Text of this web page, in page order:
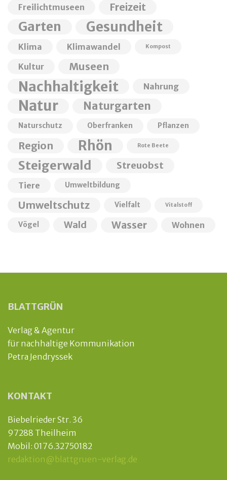
Freilichtmuseen Freizeit
Garten Gesundheit
Klima Klimawandel Kompost
Kultur Museen
Nachhaltigkeit Nahrung
Natur Naturgarten
Naturschutz Oberfranken Pflanzen
Region Rhön Rote Beete
Steigerwald Streuobst
Tiere Umweltbildung
Umweltschutz Vielfalt Vitalstoff
Vögel Wald Wasser Wohnen
BLATTGRÜN
Verlag & Agentur
für nachhaltige Kommunikation
Petra Jendryssek
KONTAKT
Biebelrieder Str. 36
97288 Theilheim
Mobil: 0176.32750182
redaktion@blattgruen-verlag.de